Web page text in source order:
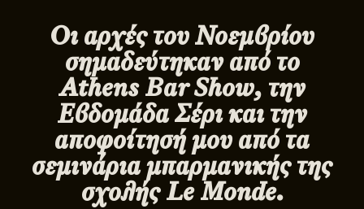
Οι αρχές του Νοεμβρίου
σημαδεύτηκαν από το
AthensBarShow, την
Εβδομάδα Σέρι και την
αποφοίτησή μου από τα
σεμινάρια μπαρμανικής της
σχολήςLeMonde.